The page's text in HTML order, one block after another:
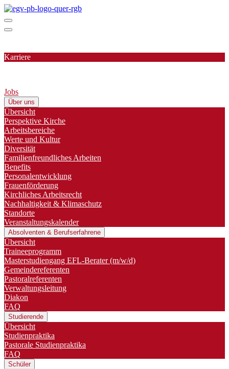
Karriere
Jobs
Über uns
Übersicht
Perspektive Kirche
Arbeitsbereiche
Werte und Kultur
Diversität
Familienfreundliches Arbeiten
Benefits
Personalentwicklung
Frauenförderung
Kirchliches Arbeitsrecht
Nachhaltigkeit & Klimaschutz
Standorte
Veranstaltungskalender
Absolventen & Berufserfahrene
Übersicht
Traineeprogramm
Master­studiengang EFL-Berater (m/w/d)
Gemeindereferenten
Pastoralreferenten
Verwaltungsleitung
Diakon
FAQ
Studierende
Übersicht
Studienpraktika
Pastorale Studienpraktika
FAQ
Schüler